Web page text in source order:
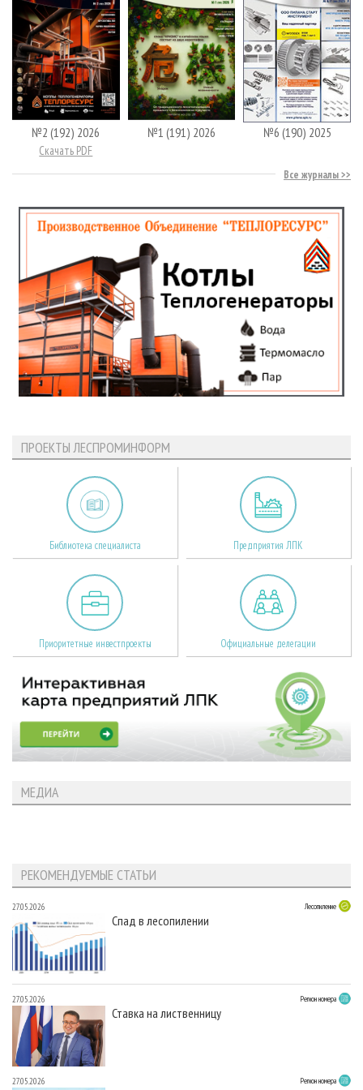
№2 (192) 2026
Скачать PDF
№1 (191) 2026 №6 (190) 2025
Все журналы
ПРОЕКТЫ ЛЕСПРОМИНФОРМ
Библиотека специалиста Предприятия ЛПК
Приоритетные инвестпроекты Официальные делегации
МЕДИА
РЕКОМЕНДУЕМЫЕ СТАТЬИ
27.05.2026 Лесопиление
Спад в лесопилении
27.05.2026 Регион номера
Ставка на лиственницу
27.05.2026 Регион номера